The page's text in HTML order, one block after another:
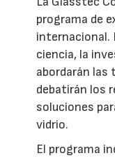
programa de
internacional.
ciencia, la
abordarán las
debatirán los
soluciones
vidrio.
El programa